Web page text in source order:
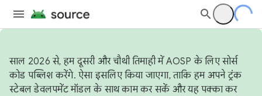
साल 2026 से, हम दूसरी और चौथी तिमाही में AOSP के लिए सोर्स
कोड पब्लिश करेंगे. ऐसा इसलिए किया जाएगा, ताकि हम अपने ट्रंक
स्टेबल डेवलपमेंट मॉडल के साथ काम कर सकें और यह पक्का कर